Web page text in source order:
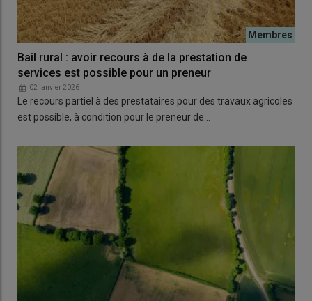
Bail rural : avoir recours à de la prestation de
services est possible pour un preneur
02 janvier 2026
Le recours partiel à des prestataires pour des travaux agricoles
est possible, à condition pour le preneur de…